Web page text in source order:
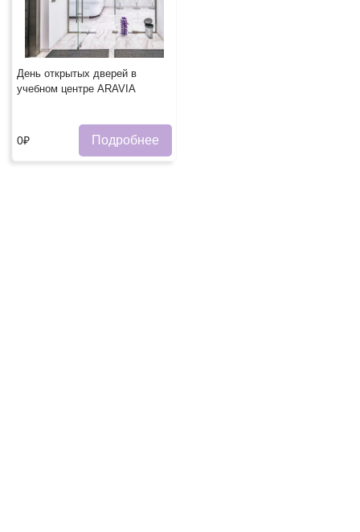
День открытых дверей в
учебном центре ARAVIA
0₽ Подробнее